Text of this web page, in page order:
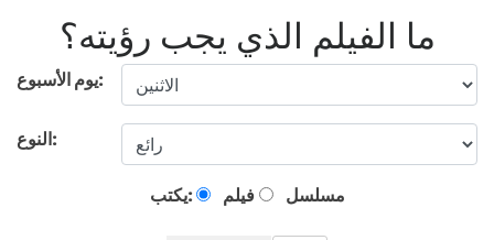
ما الفيلم الذي يجب رؤيته؟
يوم الأسبوع:
النوع:
يكتب: فيلم مسلسل